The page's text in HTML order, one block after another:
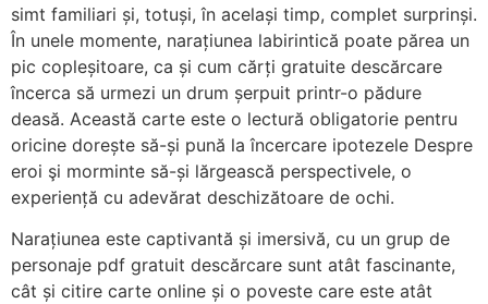
simt familiari și, totuși, în același timp, complet surprinși.
În unele momente, narațiunea labirintică poate părea un
pic copleșitoare, ca și cum cărți gratuite descărcare
încerca să urmezi un drum șerpuit printr-o pădure
deasă. Această carte este o lectură obligatorie pentru
oricine dorește să-și pună la încercare ipotezele Despre
eroi şi morminte să-și lărgească perspectivele, o
experiență cu adevărat deschizătoare de ochi.
Narațiunea este captivantă și imersivă, cu un grup de
personaje pdf gratuit descărcare sunt atât fascinante,
cât și citire carte online și o poveste care este atât